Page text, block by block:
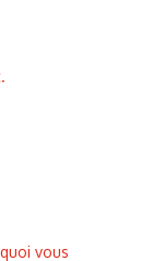
vous